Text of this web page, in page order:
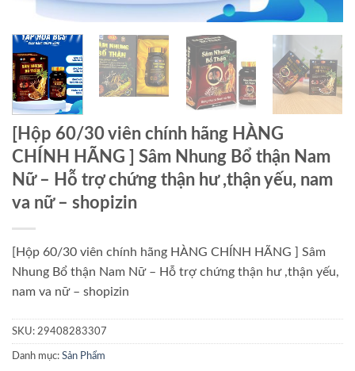
[Hộp 60/30 viên chính hãng HÀNG
CHÍNH HÃNG ] Sâm Nhung Bổ thận Nam
Nữ – Hỗ trợ chứng thận hư ,thận yếu, nam
va nữ – shopizin
[Hộp 60/30 viên chính hãng HÀNG CHÍNH HÃNG ] Sâm
Nhung Bổ thận Nam Nữ – Hỗ trợ chứng thận hư ,thận yếu,
nam va nữ – shopizin
SKU: 29408283307
Danh mục: Sản Phẩm